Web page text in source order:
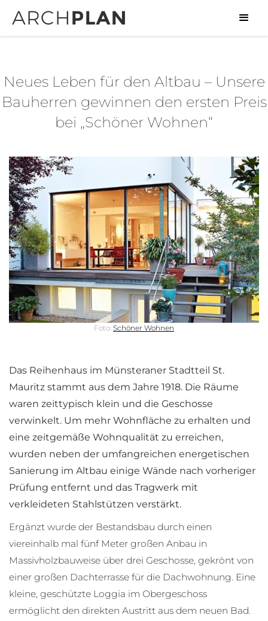
Neues Leben für den Altbau – Unsere
Bauherren gewinnen den ersten Preis
bei „Schöner Wohnen“
Foto: Schöner Wohnen
Das Reihenhaus im Münsteraner Stadtteil St.
Mauritz stammt aus dem Jahre 1918. Die Räume
waren zeittypisch klein und die Geschosse
verwinkelt. Um mehr Wohnfläche zu erhalten und
eine zeitgemäße Wohnqualität zu erreichen,
wurden neben der umfangreichen energetischen
Sanierung im Altbau einige Wände nach vorheriger
Prüfung entfernt und das Tragwerk mit
verkleideten Stahlstützen verstärkt.
Ergänzt wurde der Bestandsbau durch einen
viereinhalb mal fünf Meter großen Anbau in
Massivholzbauweise über drei Geschosse, gekrönt von
einer großen Dachterrasse für die Dachwohnung. Eine
kleine, geschützte Loggia im Obergeschoss
ermöglicht den direkten Austritt aus dem neuen Bad.